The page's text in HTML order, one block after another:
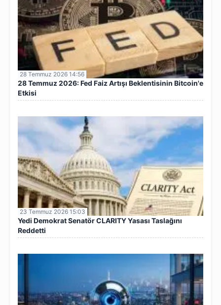
28 Temmuz 2026 14:56
28 Temmuz 2026: Fed Faiz Artışı Beklentisinin Bitcoin'e
Etkisi
23 Temmuz 2026 15:03
Yedi Demokrat Senatör CLARITY Yasası Taslağını
Reddetti